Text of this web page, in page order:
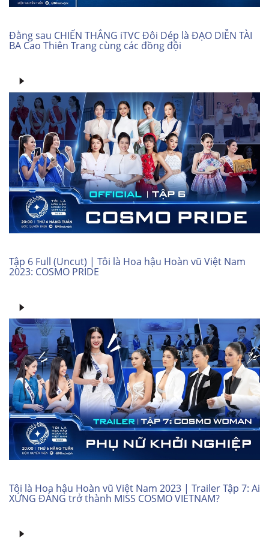
Đằng sau CHIẾN THẮNG iTVC Đôi Dép là ĐẠO DIỄN TÀI
BA Cao Thiên Trang cùng các đồng đội
Tập 6 Full (Uncut) | Tôi là Hoa hậu Hoàn vũ Việt Nam
2023: COSMO PRIDE
Tôi là Hoa hậu Hoàn vũ Việt Nam 2023 | Trailer Tập 7: Ai
XỨNG ĐÁNG trở thành MISS COSMO VIETNAM?